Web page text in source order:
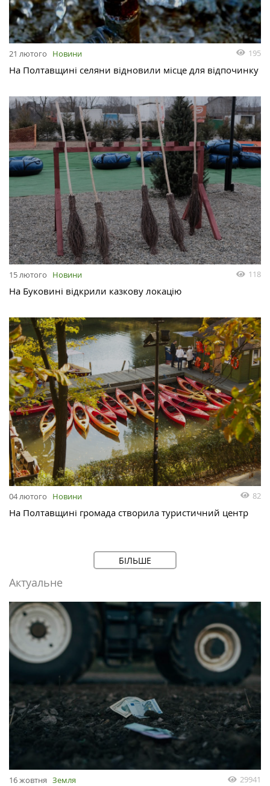
21 лютого Новини 195
На Полтавщині селяни відновили місце для відпочинку
15 лютого Новини 118
На Буковині відкрили казкову локацію
04 лютого Новини 82
На Полтавщині громада створила туристичний центр
БІЛЬШЕ
Актуальне
16 жовтня Земля 29941